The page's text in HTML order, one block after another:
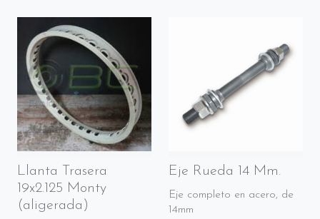
Llanta Trasera
19x2.125 Monty
(aligerada)
Eje Rueda 14 Mm.
Eje completo en acero, de
14mm